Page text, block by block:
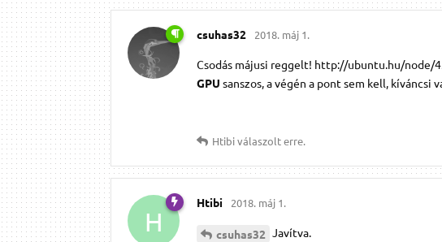
csuhas32 2018. máj 1.
Csodás májusi reggelt! http://ubuntu.hu/node/
GPU sanszos, a végén a pont sem kell,
Htibiválaszolt erre.
H
Htibi 2018. máj 1.
csuhas32 Javítva.